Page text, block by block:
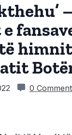
–
0 Comment